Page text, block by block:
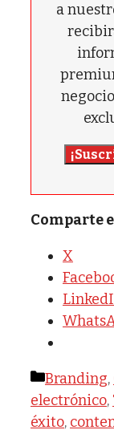
a
Comparte
X
Branding,
electrónico,
éxito,